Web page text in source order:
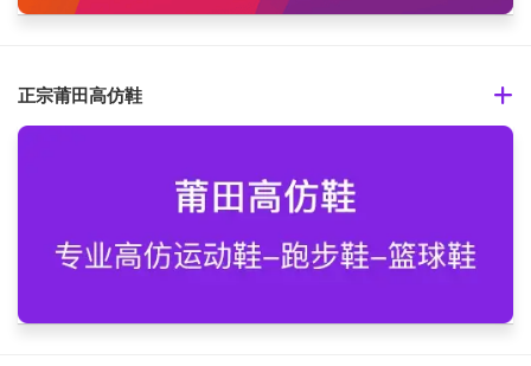
正宗莆田高仿鞋